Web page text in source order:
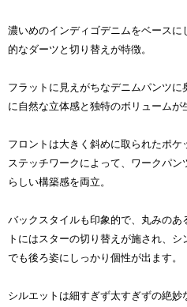
濃いめのインディゴデニムをベース
的なダーツと切り替えが特徴。
フラットに見えがちなデニムパンツに
に自然な立体感と独特のボリュームが
フロントは大きく斜めに取られたポ
ステッチワークによって、ワークパ
らしい構築感を両立。
バックスタイルも印象的で、丸みのあ
トにはスターの切り替えが施され、
でも後ろ姿にしっかり個性が出ます。
シルエットは細すぎず太すぎずの絶